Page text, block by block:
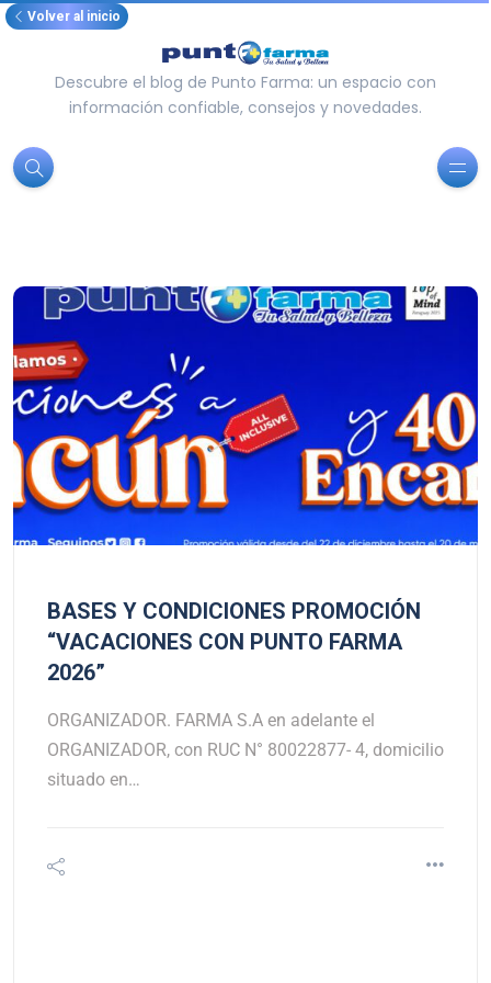
Volver al inicio
Descubre el blog de Punto Farma: un espacio con
información confiable, consejos y novedades.
BASES Y CONDICIONES PROMOCIÓN
“VACACIONES CON PUNTO FARMA
2026”
ORGANIZADOR. FARMA S.A en adelante el
ORGANIZADOR, con RUC N° 80022877- 4, domicilio
situado en…